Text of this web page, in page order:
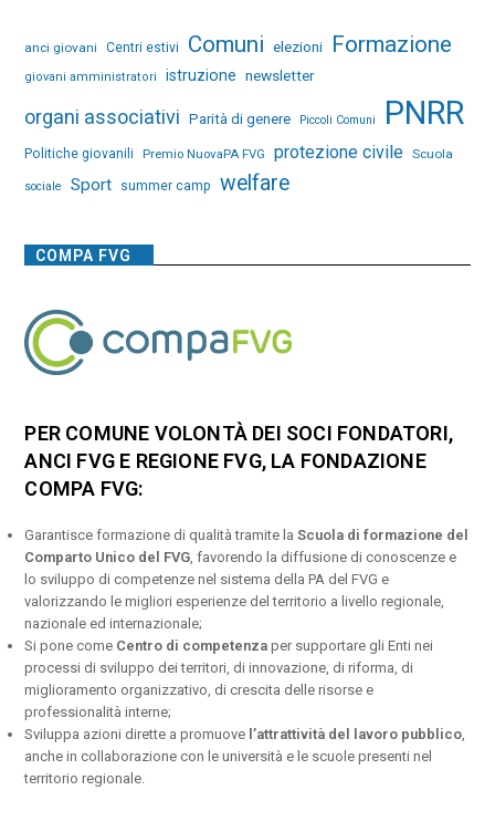
anci giovani Centri estivi Comuni elezioni Formazione
giovani amministratori istruzione newsletter
organi associativi Parità di genere Piccoli Comuni PNRR
Politiche giovanili Premio NuovaPA FVG protezione civile Scuola
sociale Sport summer camp welfare
COMPA FVG
PER COMUNE VOLONTÀ DEI SOCI FONDATORI,
ANCI FVG E REGIONE FVG, LA FONDAZIONE
COMPA FVG:
Garantisce formazione di qualità tramite laScuola di formazione del
Comparto Unico del FVG , favorendo la diffusione di conoscenze e
lo sviluppo di competenze nel sistema della PA del FVG e
valorizzando le migliori esperienze del territorio a livello regionale,
nazionale ed internazionale;
Si pone come Centro di competenza per supportare gli Enti nei
processi di sviluppo dei territori, di innovazione, di riforma, di
miglioramento organizzativo, di crescita delle risorse e
professionalità interne;
Sviluppa azioni dirette a promuove l’attrattività del lavoro pubblico
anche in collaborazione con le università e le scuole presenti nel
territorio regionale.